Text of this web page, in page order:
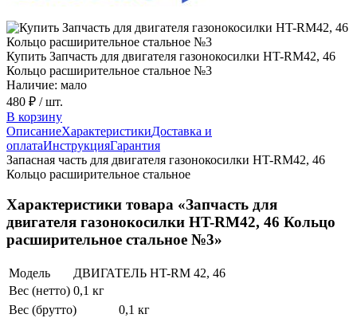
Купить Запчасть для двигателя газонокосилки HT-RM42, 46
Кольцо расширительное стальное №3
Наличие: мало
480 ₽ / шт.
В корзину
ОписаниеХарактеристикиДоставка и
оплатаИнструкцияГарантия
Запасная часть для двигателя газонокосилки HT-RM42, 46
Кольцо расширительное стальное
Характеристики товара «Запчасть для
двигателя газонокосилки HT-RM42, 46 Кольцо
расширительное стальное №3»
Модель
ДВИГАТЕЛЬ HT-RM 42, 46
Вес (нетто) 0,1 кг
Вес (брутто)
0,1 кг